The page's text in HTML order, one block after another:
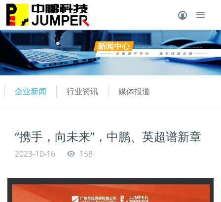
企业新闻 行业资讯 媒体报道
“携手，向未来”，中鹏、英超谱新章
2023-10-16 158